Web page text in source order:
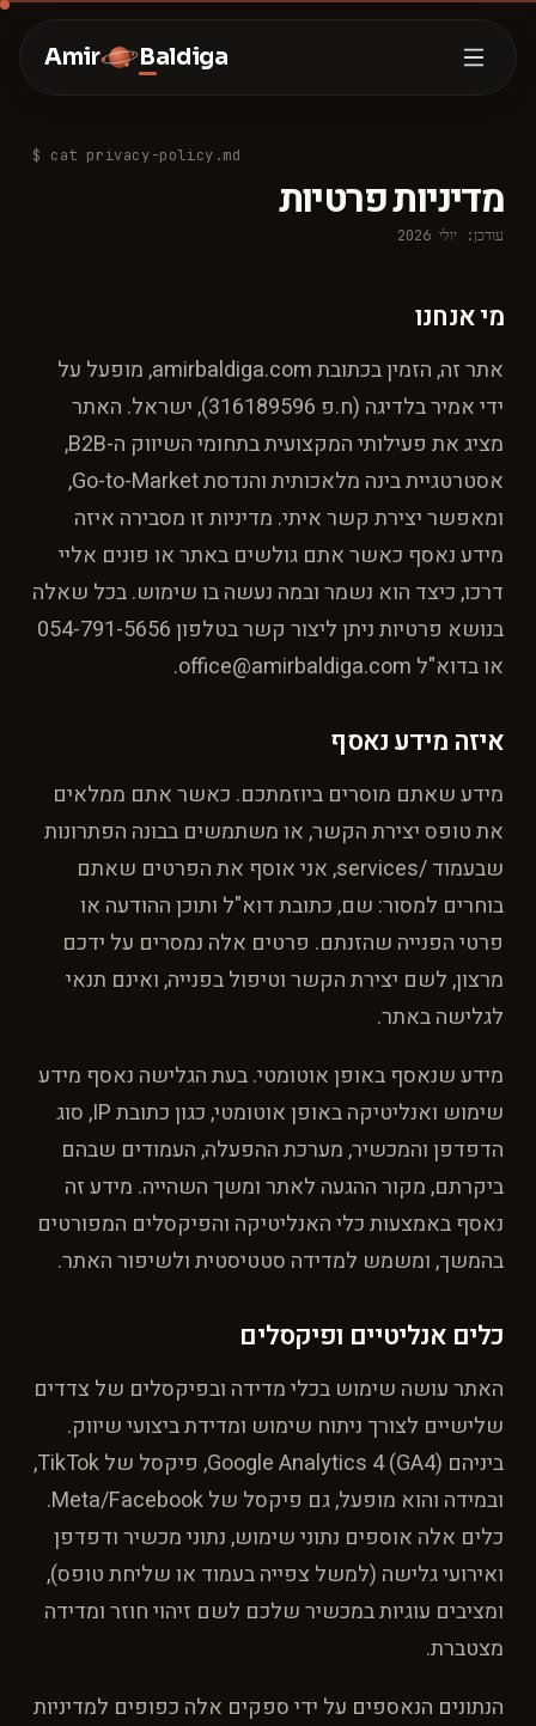
Amir Baldiga
$ cat privacy-policy.md
מדיניות פרטיות
עודכן: יולי 2026
מי אנחנו
אתר זה, הזמין בכתובת amirbaldiga.com, מופעל על
ידי אמיר בלדיגה (ח.פ 316189596), ישראל. האתר
מציג את פעילותי המקצועית בתחומי השיווק ה-B2B,
אסטרטגיית בינה מלאכותית והנדסת Go-to-Market,
ומאפשר יצירת קשר איתי. מדיניות זו מסבירה איזה
מידע נאסף כאשר אתם גולשים באתר או פונים אליי
דרכו, כיצד הוא נשמר ובמה נעשה בו שימוש. בכל שאלה
בנושא פרטיות ניתן ליצור קשר בטלפון 054-791-5656
או בדוא"ל office@amirbaldiga.com.
איזה מידע נאסף
מידע שאתם מוסרים ביוזמתכם. כאשר אתם ממלאים
את טופס יצירת הקשר, או משתמשים בבונה הפתרונות
שבעמוד /services, אני אוסף את הפרטים שאתם
בוחרים למסור: שם, כתובת דוא"ל ותוכן ההודעה או
פרטי הפנייה שהזנתם. פרטים אלה נמסרים על ידכם
מרצון, לשם יצירת הקשר וטיפול בפנייה, ואינם תנאי
לגלישה באתר.
מידע שנאסף באופן אוטומטי. בעת הגלישה נאסף מידע
שימוש ואנליטיקה באופן אוטומטי, כגון כתובת IP, סוג
הדפדפן והמכשיר, מערכת ההפעלה, העמודים שבהם
ביקרתם, מקור ההגעה לאתר ומשך השהייה. מידע זה
נאסף באמצעות כלי האנליטיקה והפיקסלים המפורטים
בהמשך, ומשמש למדידה סטטיסטית ולשיפור האתר.
כלים אנליטיים ופיקסלים
האתר עושה שימוש בכלי מדידה ובפיקסלים של צדדים
שלישיים לצורך ניתוח שימוש ומדידת ביצועי שיווק.
ביניהם Google Analytics 4 (GA4), פיקסל של TikTok,
ובמידה והוא מופעל, גם פיקסל של Meta/Facebook.
כלים אלה אוספים נתוני שימוש, נתוני מכשיר ודפדפן
ואירועי גלישה (למשל צפייה בעמוד או שליחת טופס),
ומציבים עוגיות במכשיר שלכם לשם זיהוי חוזר ומדידה
מצטברת.
הנתונים הנאספים על ידי ספקים אלה כפופים למדיניות